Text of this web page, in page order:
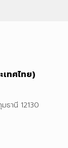
ทศไทย)
ธานี 12130